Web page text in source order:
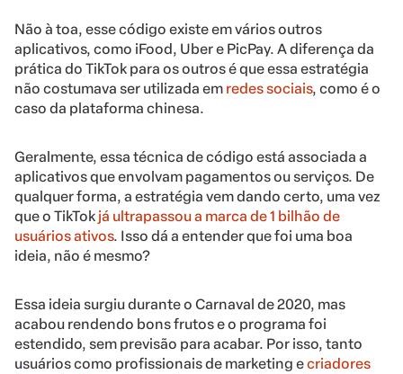
Não à toa, esse código existe em vários outros
aplicativos, como iFood, Uber e PicPay. A diferença da
prática do TikTok para os outros é que essa estratégia
não costumava ser utilizada em redes sociais, como é o
caso da plataforma chinesa.
Geralmente, essa técnica de código está associada a
aplicativos que envolvam pagamentos ou serviços. De
qualquer forma, a estratégia vem dando certo, uma vez
que o TikTok já ultrapassou a marca de 1 bilhão de
usuários ativos. Isso dá a entender que foi uma boa
ideia, não é mesmo?
Essa ideia surgiu durante o Carnaval de 2020, mas
acabou rendendo bons frutos e o programa foi
estendido, sem previsão para acabar. Por isso, tanto
usuários como profissionais de marketing ecriadores